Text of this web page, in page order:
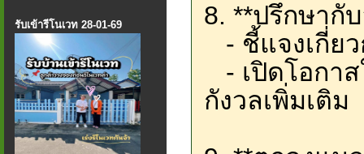
รับเข้ารีโนเวท 28-01-69
8. **ปรึกษากั
- ชี้แจงเกี่ย
- เปิดโอกา
กังวลเพิ่มเติม